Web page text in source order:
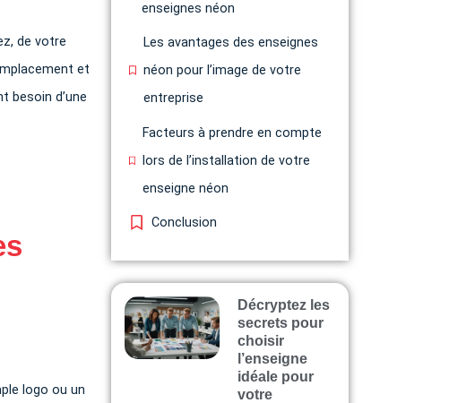
de votre
et
besoin d’une
logo ou un
enseignes néon
Les avantages des enseignes
néon pour l’image de votre
entreprise
Facteurs à prendre en compte
lors de l’installation de votre
enseigne néon
Conclusion
Décryptez les
secrets pour
choisir
l’enseigne
idéale pour
votre